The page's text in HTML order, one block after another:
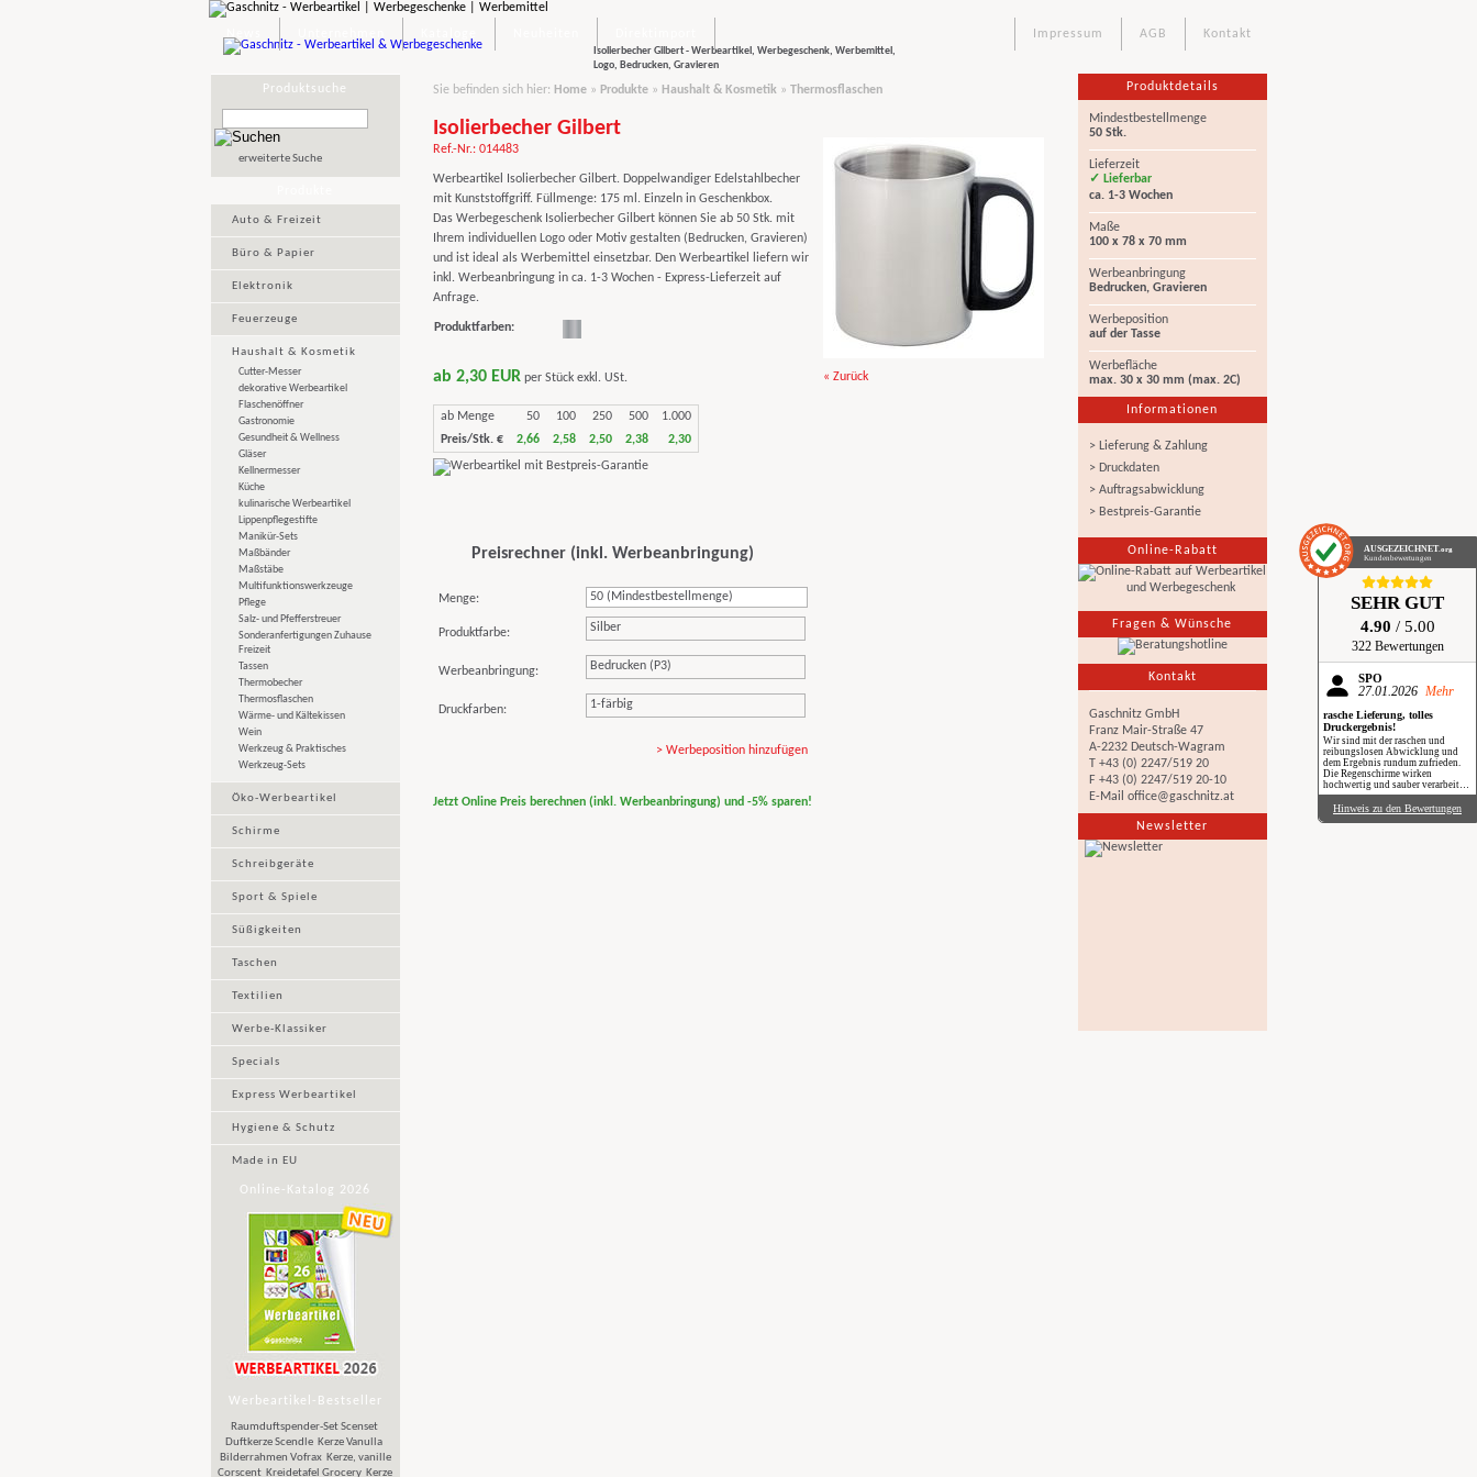
AUSGEZEICHNET .org
Kundenbewertungen
SEHR GUT
4.90 / 5.00
322 Bewertungen
SPÖ
27.01.2026 Mehr
rasche Lieferung, tolles
Druckergebnis!
Wir sind mit der raschen und
reibungslosen Abwicklung und
dem Ergebnis rundum zufrieden.
Die Regenschirme wirken
hochwertig und sauber verarbeitet.
Besonders positiv: Der Druck ist
gestochen scharf, farbintensiv und
auch bei genauerem Hinsehen sehr
Hinweis zu den Bewertungen
Isolierbecher Gilbert - Werbeartikel, Werbegeschenk, Werbemittel,
Logo, Bedrucken, Gravieren
Kontakt
AGB
Impressum
Produktsuche
erweiterte Suche
Auto & Freizeit
Büro & Papier
Elektronik
Feuerzeuge
Haushalt & Kosmetik
Cutter-Messer
dekorative Werbeartikel
Flaschenöffner
Gastronomie
Gesundheit & Wellness
Gläser
Kellnermesser
Küche
kulinarische Werbeartikel
Lippenpflegestifte
Manikür-Sets
Maßbänder
Maßstäbe
Multifunktionswerkzeuge
Pflege
Salz- und Pfefferstreuer
Sonderanfertigungen Zuhause
Freizeit
Tassen
Thermobecher
Thermosflaschen
Wärme- und Kältekissen
Wein
Werkzeug & Praktisches
Werkzeug-Sets
Öko-Werbeartikel
Schirme
Schreibgeräte
Sport & Spiele
Süßigkeiten
Taschen
Textilien
Werbe-Klassiker
Specials
Express Werbeartikel
Hygiene & Schutz
Made in EU
Online-Katalog 2026
Werbeartikel-Bestseller
Raumduftspender-Set Scenset
Duftkerze Scendle Kerze Vanulla
Bilderrahmen Vofrax Kerze, vanille
Corscent Kreidetafel Grocery Kerze
Sie befinden sich hier: Home» Produkte» Haushalt & Kosmetik» Thermosflaschen
Isolierbecher Gilbert
Ref.-Nr.: 014483
Werbeartikel Isolierbecher Gilbert. Doppelwandiger Edelstahlbecher
mit Kunststoffgriff. Füllmenge: 175 ml. Einzeln in Geschenkbox.
Das Werbegeschenk Isolierbecher Gilbert können Sie ab 50 Stk. mit
Ihrem individuellen Logo oder Motiv gestalten (Bedrucken, Gravieren)
und ist ideal als Werbemittel einsetzbar. Den Werbeartikel liefern wir
inkl. Werbeanbringung in ca. 1-3 Wochen - Express-Lieferzeit auf
Anfrage.
Produktfarben:
ab 2,30 EURper Stück exkl. USt.
ab Menge 50 100 250 500
1.000
Preis/Stk. €
2,66 2,58 2,50 2,38 2,30
Preisrechner (inkl. Werbeanbringung)
Menge:
Produktfarbe: Silber
Werbeanbringung: Bedrucken (P3)
Druckfarben: 1-färbig
> Werbeposition hinzufügen
Jetzt Online Preis berechnen (inkl. Werbeanbringung) und -5% sparen!
« Zurück
Produktdetails
Mindestbestellmenge
50 Stk.
Lieferzeit
✓ Lieferbar
ca. 1-3 Wochen
Maße
100 x 78 x 70 mm
Werbeanbringung
Bedrucken, Gravieren
Werbeposition
auf der Tasse
Werbefläche
max. 30 x 30 mm (max. 2C)
Informationen
> Lieferung & Zahlung
> Druckdaten
> Auftragsabwicklung
> Bestpreis-Garantie
Online-Rabatt
Fragen & Wünsche
Kontakt
Gaschnitz GmbH
Franz Mair-Straße 47
A-2232 Deutsch-Wagram
T +43 (0) 2247/519 20
F +43 (0) 2247/519 20-10
E-Mail office@gaschnitz.at
Newsletter